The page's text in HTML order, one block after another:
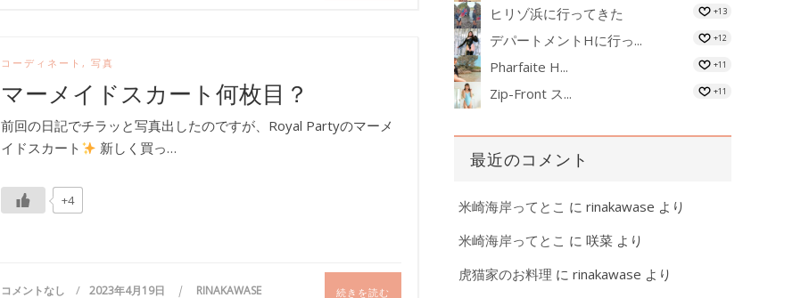
コーディネート,写真
マーメイドスカート何枚目？
前回の日記でチラッと写真出したのですが、Royal Partyのマーメ
イドスカート
新しく買っ…
+4
コメントなし 2023年4月19日 RINAKAWASE 続きを読む
ヒリゾ浜に行ってきた +13
デパートメントHに行っ... +12
Pharfaite H... +11
Zip-Front ス... +11
最近のコメント
米崎海岸ってとこ に rinakawase より
米崎海岸ってとこ に 咲菜 より
虎猫家のお料理 に rinakawase より